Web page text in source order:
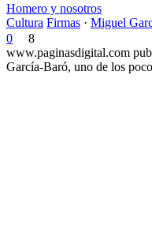
Homero y nosotros
Cultura Firmas · Miguel
0
8
www.paginasdigital.com
García-Baró, uno de los